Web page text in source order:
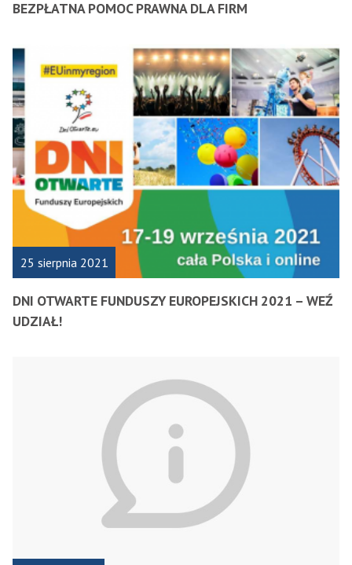
BEZPŁATNA POMOC PRAWNA DLA FIRM
25 sierpnia 2021
DNI OTWARTE FUNDUSZY EUROPEJSKICH 2021 – WEŹ
UDZIAŁ!